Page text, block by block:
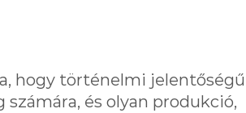
hogy történelmi jelentőségű
és olyan produkció,